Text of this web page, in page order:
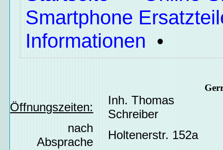
Smartphone
Informationen •
Öffnungszeiten:
Inh. Thomas
Schreiber
nach
Absprache
Holtenerstr. 152a